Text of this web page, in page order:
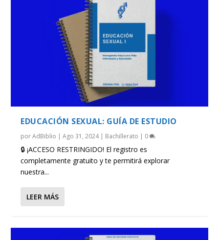
EDUCACIÓN SEXUAL: GUÍA DE ESTUDIO
porAdBiblio |Ago 31, 2024| Bachillerato | 0
🔒 ¡ACCESO RESTRINGIDO! El registro es
completamente gratuito y te permitirá explorar
nuestra...
LEER MÁS